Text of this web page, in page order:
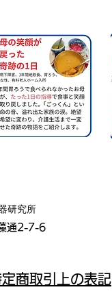
研究所
通2-7-6
商取引上の表記